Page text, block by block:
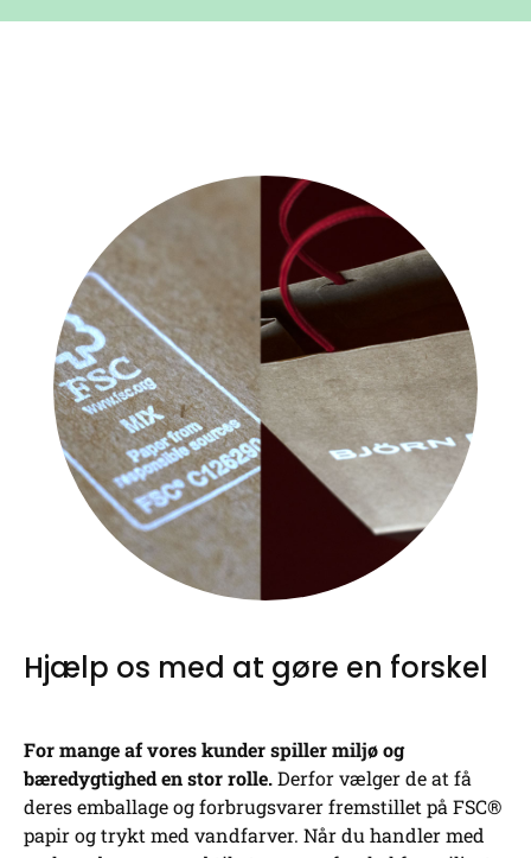
Hjælp os med at gøre en forskel
For mange af vores kunder spiller miljø og
bæredygtighed en stor rolle.Derfor vælger de at få
deres emballage og forbrugsvarer fremstillet på FSC®
papir og trykt med vandfarver. Når du handler med